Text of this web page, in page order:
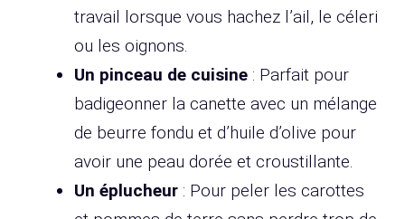
travail lorsque vous hachez l’ail, le céleri
ou les oignons.
Un pinceau de cuisine : Parfait pour
badigeonner la canette avec un mélange
de beurre fondu et d’huile d’olive pour
avoir une peau dorée et croustillante.
Un éplucheur : Pour peler les carottes